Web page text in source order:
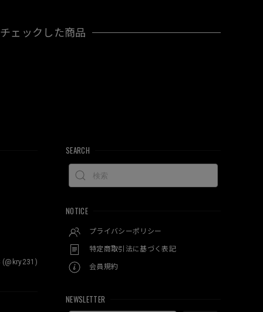
ェックした商品
(@kry231)
SEARCH
NOTICE
プライバシーポリシー
特定商取引法に基づく表記
会員規約
NEWSLETTER